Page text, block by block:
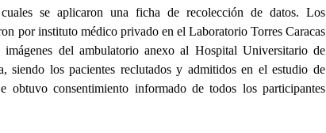
se aplicaron una ficha de recolección de datos. Los
por instituto médico privado en el Laboratorio Torres Caracas
del ambulatorio anexo al Hospital Universitario de
siendo los pacientes reclutados y admitidos en el estudio de
consentimiento informado de todos los participantes